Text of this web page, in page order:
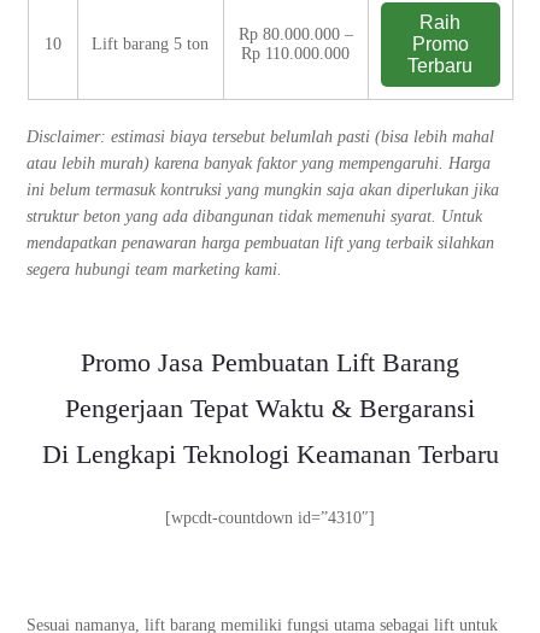
10 Lift barang 5 ton
Rp 80.000.000 –
Rp 110.000.000
Raih
Promo
Terbaru
Disclaimer: estimasi biaya tersebut belumlah pasti (bisa lebih mahal
atau lebih murah) karena banyak faktor yang mempengaruhi. Harga
ini belum termasuk kontruksi yang mungkin saja akan diperlukan jika
struktur beton yang ada dibangunan tidak memenuhi syarat. Untuk
mendapatkan penawaran harga pembuatan lift yang terbaik silahkan
segera hubungi team marketing kami.
Promo Jasa Pembuatan Lift Barang
Pengerjaan Tepat Waktu & Bergaransi
Di Lengkapi Teknologi Keamanan Terbaru
[wpcdt-countdown id=”4310″]
Sesuai namanya, lift barang memiliki fungsi utama sebagai lift untuk